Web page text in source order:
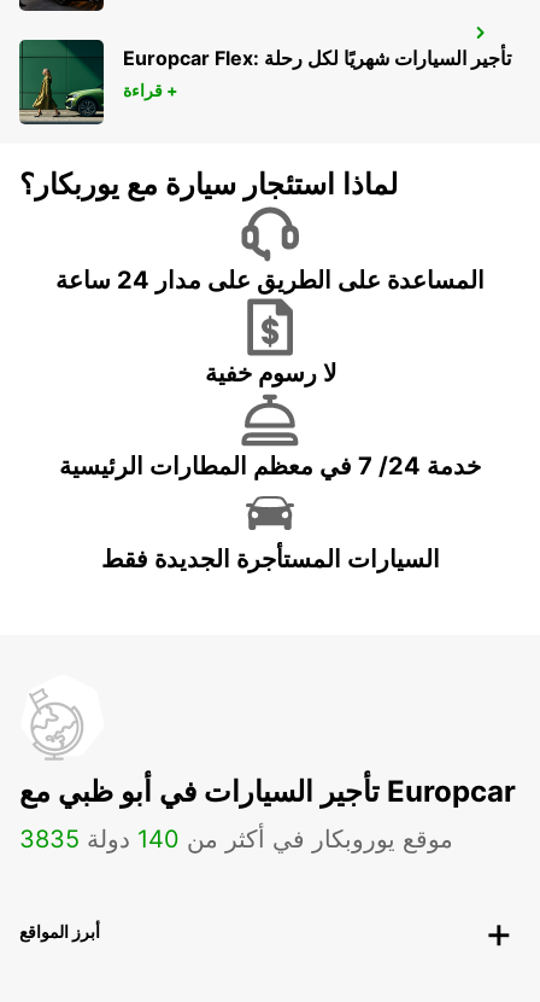
JUJUY CITY
SAN SALVADOR DE JUJUY - ARGENTINAEuropcar Flex: تأجير السيارات شهريًا لكل رحلة
قراءة +
لماذا استئجار سيارة مع يوربكار؟
المساعدة على الطريق على مدار 24 ساعة
لا رسوم خفية
خدمة 24/ 7 في معظم المطارات الرئيسية
السيارات المستأجرة الجديدة فقط
تأجير السيارات في أبو ظبي مع Europcar
3835 موقع يوروبكار في أكثر من 140 دولة
أبرز المواقع